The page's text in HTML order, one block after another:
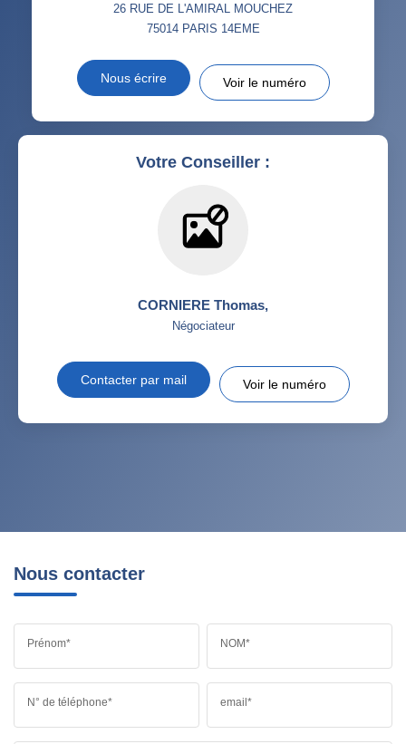
26 RUE DE L'AMIRAL MOUCHEZ
75014 PARIS 14EME
Nous écrire Voir le numéro
Votre Conseiller :
CORNIERE Thomas,
Négociateur
Contacter par mail Voir le numéro
Nous contacter
Prénom* NOM*
N° de téléphone* email*